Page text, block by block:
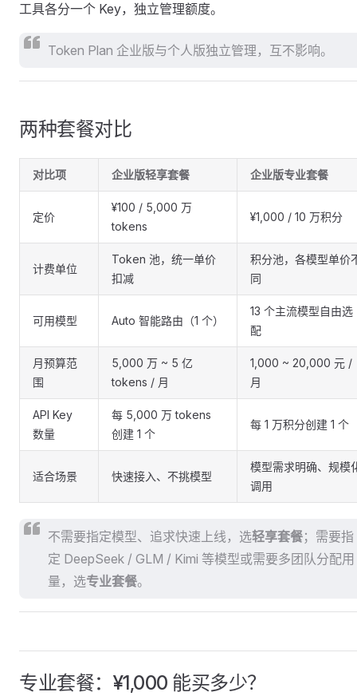
工具各分一个 Key，独立管理额度。
Token Plan 企业版与个人版独立管理，互不影响。
两种套餐对比
对比项 企业版轻享套餐 企业版专业套餐
定价
¥100 / 5,000 万
tokens
¥1,000 / 10 万积分
计费单位
Token 池，统一单价
扣减
积分池，各模型单价
同
可用模型 Auto 智能路由（1 个）
13 个主流模型自由选
配
月预算范
围
5,000 万 ~ 5 亿
tokens / 月
1,000 ~ 20,000 元 /
月
API Key
数量
每 5,000 万 tokens
创建 1 个
每 1 万积分创建 1 个
适合场景 快速接入、不挑模型
模型需求明确、规模
调用
不需要指定模型、追求快速上线，选轻享套餐；需要指
定 DeepSeek / GLM / Kimi 等模型或需要多团队分配用
量，选专业套餐。
专业套餐：¥1,000 能买多少？